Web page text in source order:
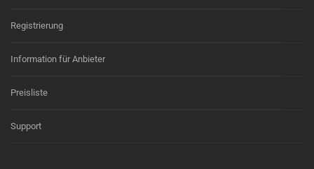
Registrierung
Information für Anbieter
Preisliste
Support